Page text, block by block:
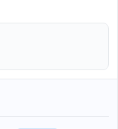
Σακχαρώδη Διαβήτη,
Συνδρόμου. Έχει
και διεθνών
Διαβήτη και της
διεθνή και εγχώρια